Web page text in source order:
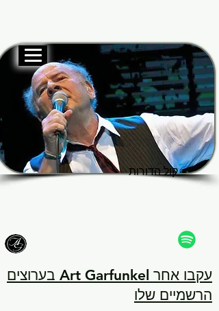
קול הדורות
קול הדורות
עקבו אחר Art Garfunkel בערוצים
הרשמיים שלו